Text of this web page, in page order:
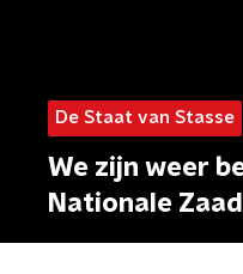
De Staat van Stasse
We zijn weer
Nationale